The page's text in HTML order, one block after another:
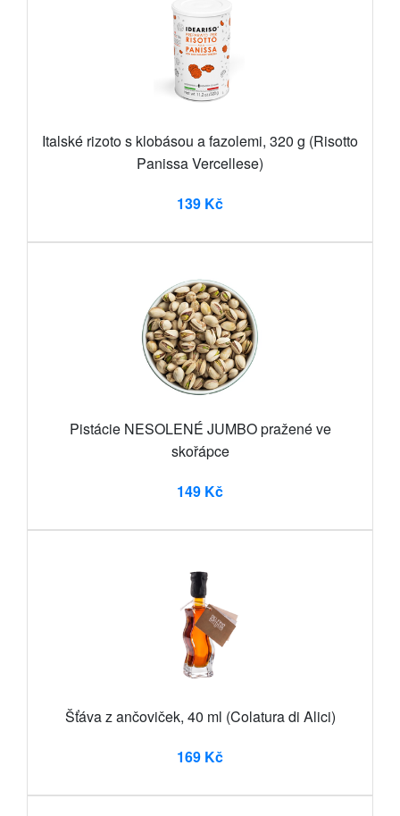
Italské rizoto s klobásou a fazolemi, 320 g (Risotto
Panissa Vercellese)
139 Kč
Pistácie NESOLENÉ JUMBO pražené ve
skořápce
149 Kč
Šťáva z ančoviček, 40 ml (Colatura di Alici)
169 Kč